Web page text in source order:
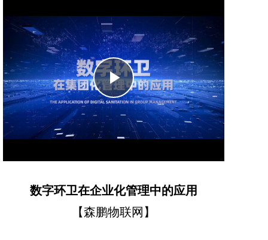
Play
Video
数字环卫在企业化管理中的应用
【森鹏物联网】